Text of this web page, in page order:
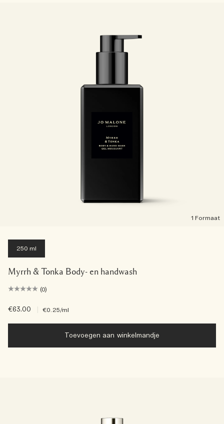
1 Formaat
250 ml
Myrrh & Tonka Body- en handwash
(0)
€63.00 €0.25/ml
Toevoegen aan winkelmandje